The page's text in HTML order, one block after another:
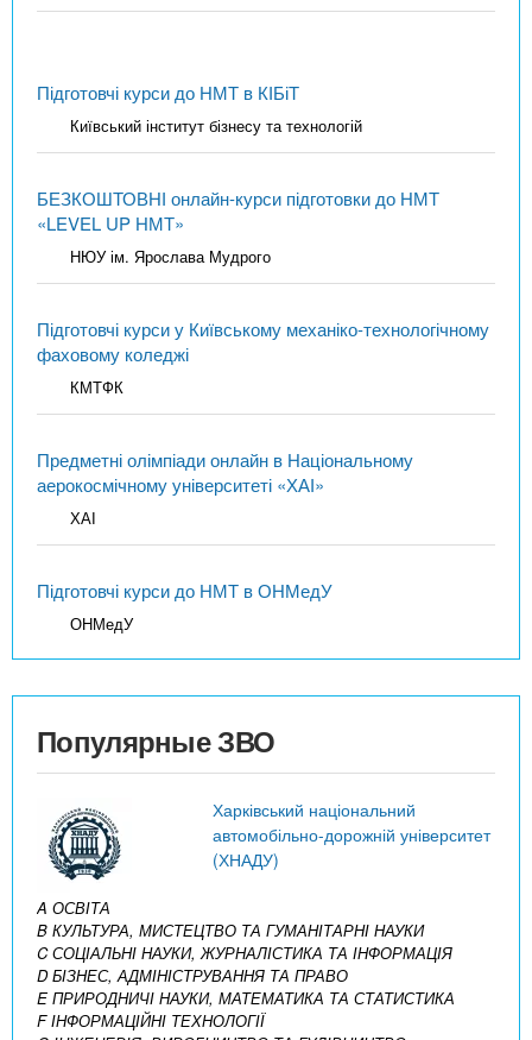
Підготовчі курси до НМТ в КІБіТ
Київський інститут бізнесу та технологій
БЕЗКОШТОВНІ онлайн-курси підготовки до НМТ
«LEVEL UP НМТ»
НЮУ ім. Ярослава Мудрого
Підготовчі курси у Київському механіко-технологічному
фаховому коледжі
КМТФК
Предметні олімпіади онлайн в Національному
аерокосмічному університеті «ХАІ»
ХАІ
Підготовчі курси до НМТ в ОНМедУ
ОНМедУ
Популярные ЗВО
Харківський національний
автомобільно-дорожній університет
(ХНАДУ)
A ОСВІТА
B КУЛЬТУРА, МИСТЕЦТВО ТА ГУМАНІТАРНІ НАУКИ
C СОЦІАЛЬНІ НАУКИ, ЖУРНАЛІСТИКА ТА ІНФОРМАЦІЯ
D БІЗНЕС, АДМІНІСТРУВАННЯ ТА ПРАВО
E ПРИРОДНИЧІ НАУКИ, МАТЕМАТИКА ТА СТАТИСТИКА
F ІНФОРМАЦІЙНІ ТЕХНОЛОГІЇ